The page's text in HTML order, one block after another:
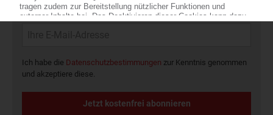
Kunststoffbranche – jeden Tag brandaktuell!
Ich habe die Datenschutzbestimmungen zur Kenntnis genommen
und akzeptiere diese.
Jetzt kostenfrei abonnieren